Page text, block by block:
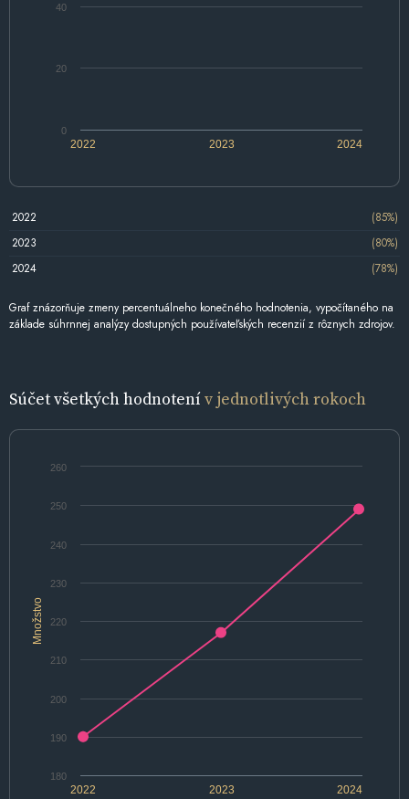
2022 2023 2024
0
20
40
2022
(85%)
2023
(80%)
2024
(78%)
Graf znázorňuje zmeny percentuálneho konečného hodnotenia, vypočítaného na
základe súhrnnej analýzy dostupných používateľských recenzií z rôznych zdrojov.
Súčet všetkých hodnotenív jednotlivých rokoch
Množstvo
2022 2024
2023
180
190
200
210
220
230
240
250
260